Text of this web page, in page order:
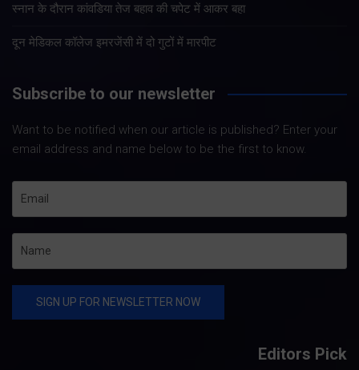
स्नान के दौरान कांवडिया तेज बहाव की चपेट में आकर बहा
दून मेडिकल कॉलेज इमरजेंसी में दो गुटों में मारपीट
Subscribe to our newsletter
Want to be notified when our article is published? Enter your
email address and name below to be the first to know.
Editors Pick